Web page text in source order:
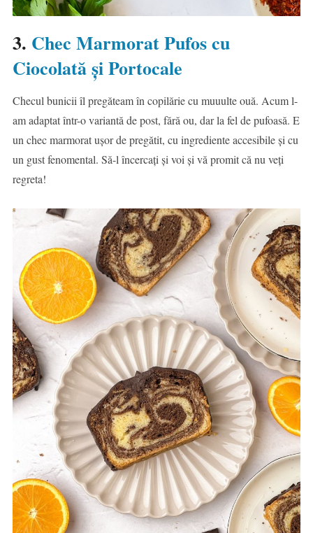
3. Chec Marmorat Pufos cu
Ciocolată și Portocale
Checul bunicii îl pregăteam în copilărie cu muuulte ouă. Acum l-
am adaptat într-o variantă de post, fără ou, dar la fel de pufoasă. E
un chec marmorat ușor de pregătit, cu ingrediente accesibile și cu
un gust fenomental. Să-l încercați și voi și vă promit că nu veți
regreta!